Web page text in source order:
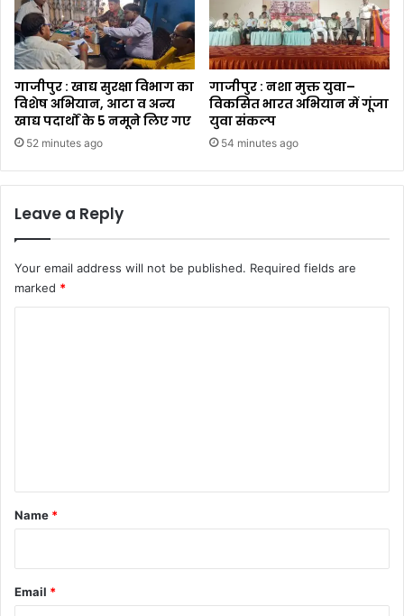
गाजीपुर : खाद्य सुरक्षा विभाग का
विशेष अभियान, आटा व अन्य
खाद्य पदार्थों के 5 नमूने लिए गए
52 minutes ago
गाजीपुर : नशा मुक्त युवा–
विकसित भारत अभियान में गूंजा
युवा संकल्प
54 minutes ago
Leave a Reply
Your email address will not be published. Required fields are
marked *
*
Name *
Email *